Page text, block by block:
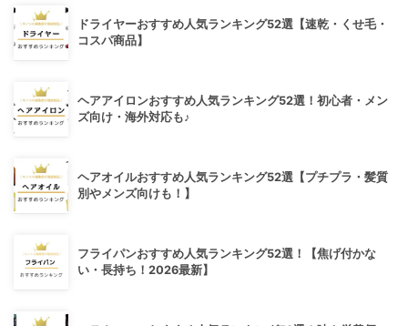
ドライヤーおすすめ人気ランキング52選【速乾・くせ毛・
コスパ商品】
ヘアアイロンおすすめ人気ランキング52選！初心者・メン
ズ向け・海外対応も♪
ヘアオイルおすすめ人気ランキング52選【プチプラ・髪質
別やメンズ向けも！】
フライパンおすすめ人気ランキング52選！【焦げ付かな
い・長持ち！2026最新】